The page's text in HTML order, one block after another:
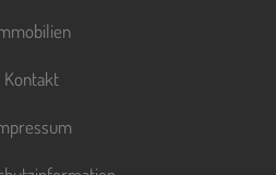
Kontakt